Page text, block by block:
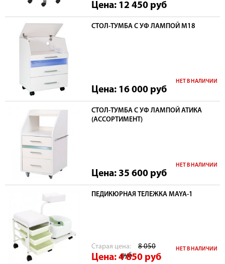
Цена: 12 450 руб
СТОЛ-ТУМБА С УФ ЛАМПОЙ М18
Цена: 16 000 руб
НЕТ В НАЛИЧИИ
СТОЛ-ТУМБА С УФ ЛАМПОЙ АТИКА
(АССОРТИМЕНТ)
Цена: 35 600 руб
НЕТ В НАЛИЧИИ
ПЕДИКЮРНАЯ ТЕЛЕЖКА MAYA-1
Cтарая цена:
8 050
руб
Цена: 4 850 руб
НЕТ В НАЛИЧИИ